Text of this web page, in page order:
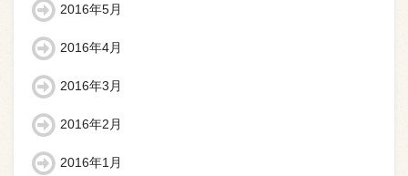
2016年5月
2016年4月
2016年3月
2016年2月
2016年1月